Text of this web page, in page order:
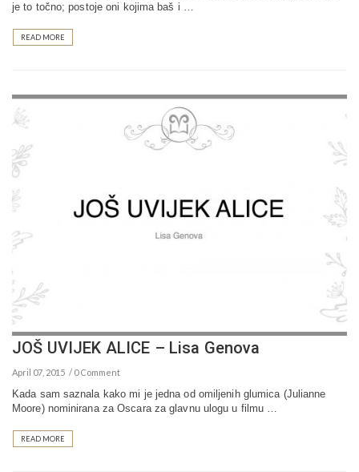
je to točno; postoje oni kojima baš i …
READ MORE
JOŠ UVIJEK ALICE – Lisa Genova
April 07, 2015 0 Comment
Kada sam saznala kako mi je jedna od omiljenih glumica (Julianne
Moore) nominirana za Oscara za glavnu ulogu u filmu …
READ MORE